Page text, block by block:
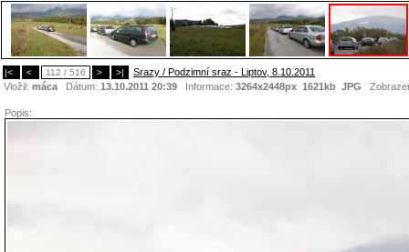
|< < 112 / 516 > >|
Srazy / Podzimní sraz - Liptov, 8.10.2011
Vložil: máca Dátum: 13.10.2011 20:39 Informace: 3264x2448px 1621kb JPG
Popis: